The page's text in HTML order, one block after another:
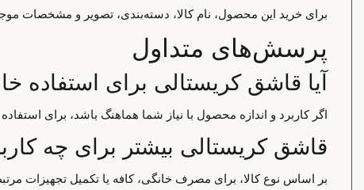
برای خرید این محصول، نام کالا، دسته‌بندی، تصویر و مشخصات
پرسش‌های متداول
آیا قاشق کریستالی برای
اگر کاربرد و اندازه محصول با نیاز شما هماهنگ باشد، برای
قاشق کریستالی بیشتر برای چه
بر اساس نوع کالا، برای مصرف خانگی، کافه یا تکمیل تجهیزات